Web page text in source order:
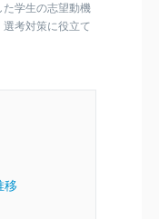
学生の志望動機
考対策に役立て
移